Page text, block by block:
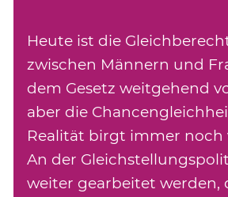
Heute ist die
zwischen Männern und
dem Gesetz weitgehend
aber die
Realität birgt immer noch
An der
weiter gearbeitet werden,